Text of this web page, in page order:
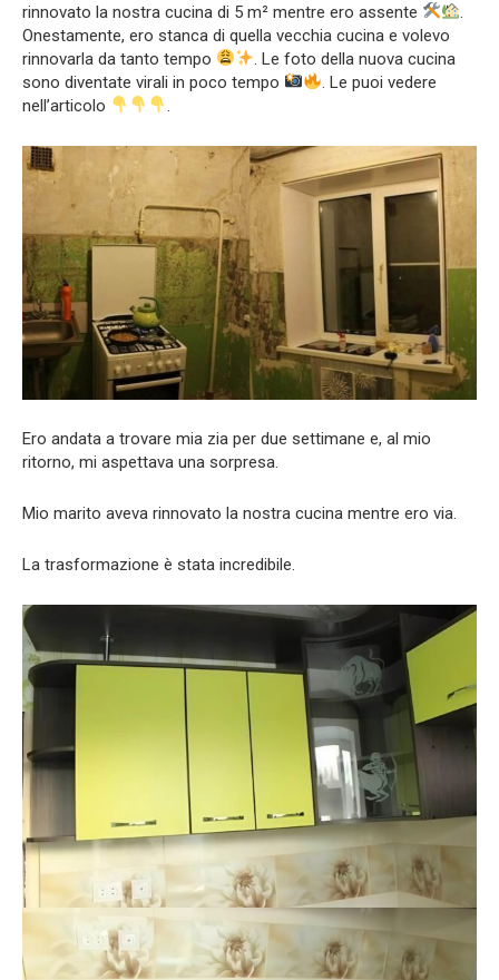
rinnovato la nostra cucina di 5 m² mentre ero assente
.
Onestamente, ero stanca di quella vecchia cucina e volevo
rinnovarla da tanto tempo
. Le foto della nuova cucina
sono diventate virali in poco tempo
. Le puoi vedere
nell’articolo
.
Ero andata a trovare mia zia per due settimane e, al mio
ritorno, mi aspettava una sorpresa.
Mio marito aveva rinnovato la nostra cucina mentre ero via.
La trasformazione è stata incredibile.